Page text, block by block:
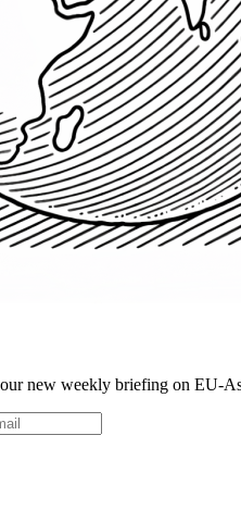
new weekly briefing on EU-